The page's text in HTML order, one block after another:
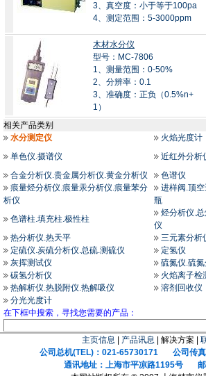
3、真空度：小于等于100pa
4、测定范围：5-3000ppm
木材水分仪
型号：MC-7806
1、测量范围：0-50%
2、分辨率：0.1
3、准确度：正负（0.5%n+
1）
相关产品类别
水分测定仪
火焰光度计
单色仪.摄谱仪
近红外分析
合金分析仪.贵金属分析仪.黄金分析仪
色谱仪
痕量烃分析仪.痕量汞分析仪.痕量苯分
析仪
进样阀.顶
瓶
色谱柱.填充柱.极性柱
烃分析仪.
仪
热分析仪.热天平
三元素分析
定硫仪.炭硫分析仪.总硫.测硫仪
定氢仪
灰挥测试仪
硫氮仪.硫
碳氢分析仪
火焰离子检
热解析仪.热脱附仪.热解吸仪
溶剂回收仪
分光光度计
在下框中搜索，寻找您需要的产品：
主页信息 产品讯息 | 解决方案 |
公司总机(TEL)：021-65730171 公司传真
通讯地址：上海市平凉路1195号 邮